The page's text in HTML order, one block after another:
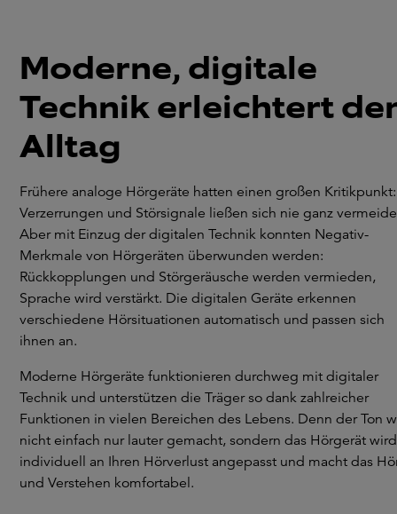
Moderne, digitale
Technik erleichtert
Alltag
Frühere analoge Hörgeräte hatten einen großen Kritikpunkt:
Verzerrungen und Störsignale ließen sich nie ganz
Aber mit Einzug der digitalen Technik konnten Negativ-
Merkmale von Hörgeräten überwunden werden:
Rückkopplungen und Störgeräusche werden vermieden,
Sprache wird verstärkt. Die digitalen Geräte erkennen
verschiedene Hörsituationen automatisch und passen sich
ihnen an.
Moderne Hörgeräte funktionieren durchweg mit digitaler
Technik und unterstützen die Träger so dank zahlreicher
Funktionen in vielen Bereichen des Lebens. Denn der Ton
nicht einfach nur lauter gemacht, sondern das Hörgerät wird
individuell an Ihren Hörverlust angepasst und macht das
und Verstehen komfortabel.